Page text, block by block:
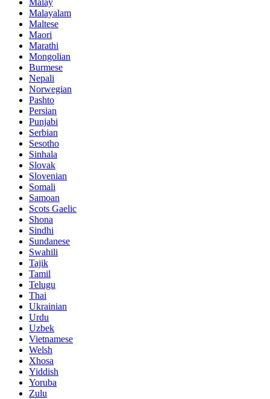
Malayalam
Maltese
Maori
Marathi
Mongolian
Burmese
Nepali
Norwegian
Pashto
Persian
Punjabi
Serbian
Sesotho
Sinhala
Slovak
Slovenian
Somali
Samoan
Scots Gaelic
Shona
Sindhi
Sundanese
Swahili
Tajik
Tamil
Telugu
Thai
Ukrainian
Urdu
Uzbek
Vietnamese
Welsh
Xhosa
Yiddish
Yoruba
Zulu